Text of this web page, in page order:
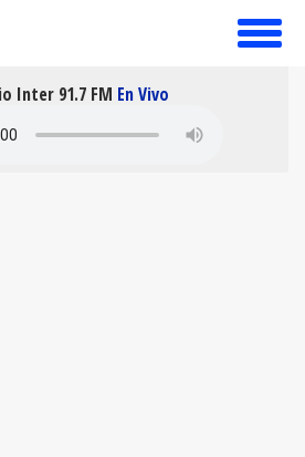
toggle
Inter 91.7 FM En Vivo